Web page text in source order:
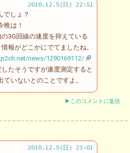
2010.12.5(日) 22:51
でしょ？
晩は！
3G回線の速度を抑えている
報がどこかにでてましたね。
news/1290169112/
たそうですが速度測定すると
ていないとのことですよ。
▶このコメントに返信
2010.12.5(日) 23:01